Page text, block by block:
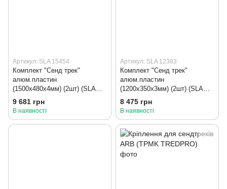
Артикул: SLA 15454
Комплект "Сенд трек"
алюм.пластин
(1500x480x4мм) (2шт) (SLA
15454)
9 681 грн
В наявності
Артикул: SLA 12383
Комплект "Сенд трек"
алюм.пластин
(1200x350x3мм) (2шт) (SLA
12383)
8 475 грн
В наявності